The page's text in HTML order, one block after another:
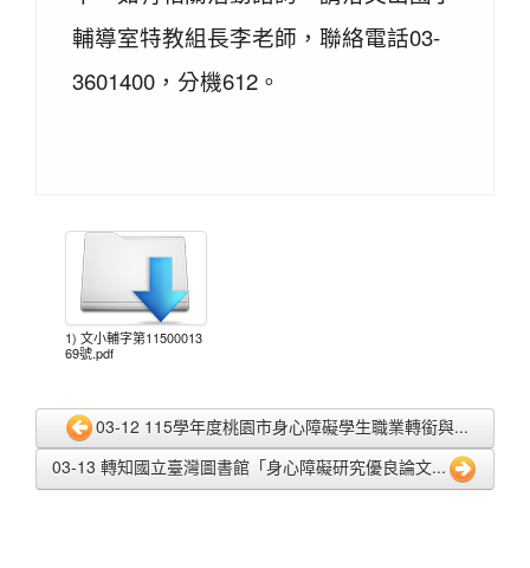
輔導室特教組長李老師，聯絡電話03-
3601400，分機612。
1) 文小輔字第11500013
69號.pdf
03-12 115學年度桃園市身心障礙學生職業轉銜與...
03-13 轉知國立臺灣圖書館「身心障礙研究優良論文...